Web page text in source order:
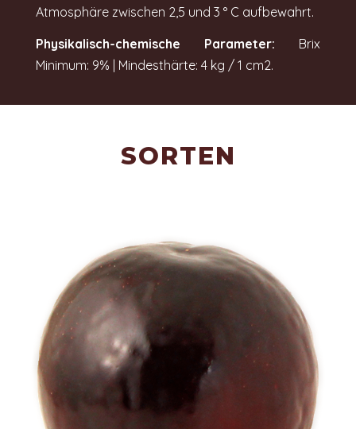
Atmosphäre zwischen 2,5 und 3 ° C aufbewahrt.
Physikalisch-chemische Parameter: Brix
Minimum: 9% | Mindesthärte: 4 kg / 1 cm2.
SORTEN